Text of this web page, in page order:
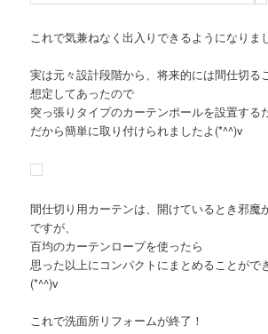
これで気兼ねなく出入りできるようになりま
実は元々設計段階から、将来的には間仕切る
想定してあったので
突っ張りタイプのカーテンポールを設置する
だから簡単に取り付けられましたよ(*^^)v
間仕切り用カーテンは、開けているとき邪魔
ですが、
百均のカーテンロープを使ったら
思った以上にコンパクトにまとめることがで
(*^^)v
これで洗面所リフォームが終了！